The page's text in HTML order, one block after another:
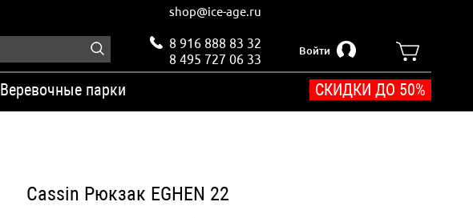
shop@ice-age.ru
8 916 888 83 32
8 495 727 06 33
Войти
Веревочные парки СКИДКИ ДО 50%
Cassin Рюкзак EGHEN 22